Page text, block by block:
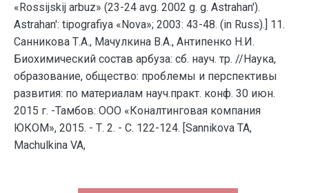
«Rossijskij arbuz» (23-24 avg. 2002 g. g. Astrahan').
Astrahan': tipografiya «Nova»; 2003: 43-48. (in Russ).] 11.
Санникова Т.А., Мачулкина В.А., Антипенко Н.И.
Биохимический состав арбуза: сб. науч. тр. //Наука,
образование, общество: проблемы и перспективы
развития: по материалам науч.практ. конф. 30 июн.
2015 г. -Тамбов: ООО «Коналтинговая компания
ЮКОМ», 2015. - Т. 2. - С. 122-124. [Sannikova TA,
Machulkina VA,